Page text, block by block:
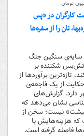
کارگران در «پس
نان را از سفره‌ها
سایه‌ی سنگین جنگ
شکننده بر
تازه‌ترین برآوردها از
از یک فاجعه‌ی
دارد. گزارش‌های
نشان می‌دهد که
نیست؛ سخن از
که هزینه‌هایش با
فاصله گرفته است.